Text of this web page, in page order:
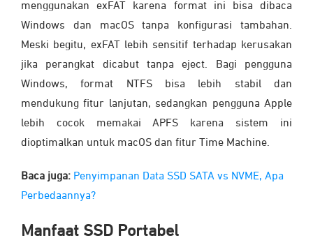
menggunakan exFAT karena format ini bisa dibaca
Windows dan macOS tanpa konfigurasi tambahan.
Meski begitu, exFAT lebih sensitif terhadap kerusakan
jika perangkat dicabut tanpa eject. Bagi pengguna
Windows, format NTFS bisa lebih stabil dan
mendukung fitur lanjutan, sedangkan pengguna Apple
lebih cocok memakai APFS karena sistem ini
dioptimalkan untuk macOS dan fitur Time Machine.
Baca juga: Penyimpanan Data SSD SATA vs NVME, Apa
Perbedaannya?
Manfaat SSD Portabel